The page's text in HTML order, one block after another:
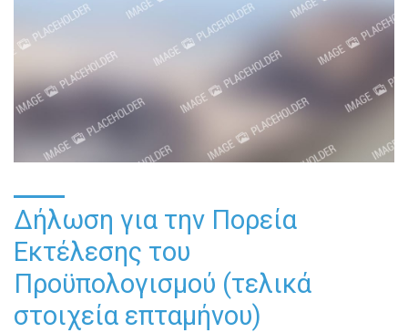
Δήλωση για την Πορεία
Εκτέλεσης του
Προϋπολογισμού (τελικά
στοιχεία επταμήνου)